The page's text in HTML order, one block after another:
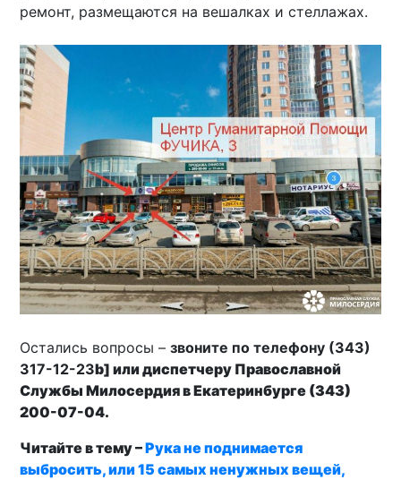
ремонт, размещаются на вешалках и стеллажах.
Остались вопросы –звоните по телефону (343)
317-12-23b] илидиспетчеру Православной
Службы Милосердия в Екатеринбурге (343)
200-07-04.
Читайте в тему –Рука не поднимается
выбросить, или 15 самых ненужных вещей,